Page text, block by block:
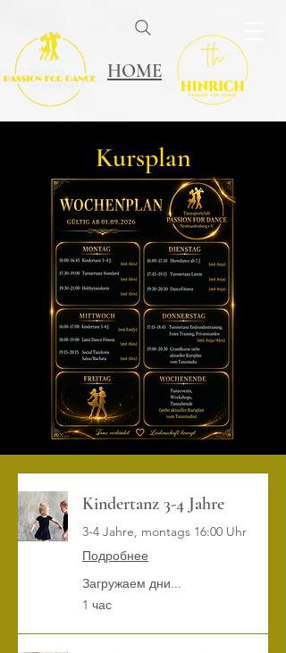
HOME
Kursplan
Kindertanz 3-4 Jahre
3-4 Jahre, montags 16:00 Uhr
Подробнее
Загружаем дни...
1 час